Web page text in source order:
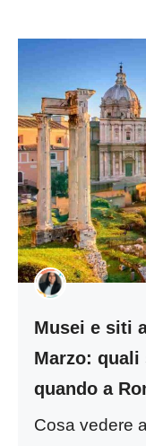
Musei e siti
Marzo:
quando a
Cosa vedere